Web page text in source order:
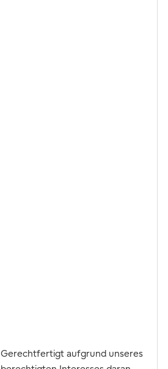
Gerechtfertigt aufgrund unseres